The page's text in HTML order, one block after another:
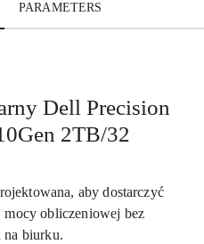
PARAMETERS
Dell Precision
2TB/32
aby dostarczyć
mocy obliczeniowej bez
na biurku.